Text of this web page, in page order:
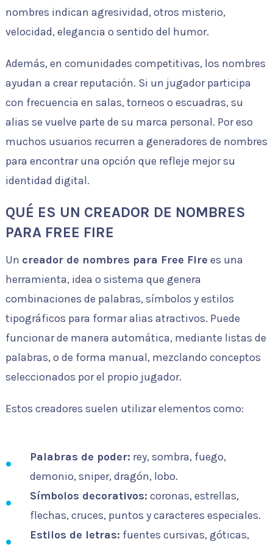
nombres indican agresividad, otros misterio,
velocidad, elegancia o sentido del humor.
Además, en comunidades competitivas, los nombres
ayudan a crear reputación. Si un jugador participa
con frecuencia en salas, torneos o escuadras, su
alias se vuelve parte de su marca personal. Por eso
muchos usuarios recurren a generadores de nombres
para encontrar una opción que refleje mejor su
identidad digital.
QUÉ ES UN CREADOR DE NOMBRES
PARA FREE FIRE
Un creador de nombres para Free Fire es una
herramienta, idea o sistema que genera
combinaciones de palabras, símbolos y estilos
tipográficos para formar alias atractivos. Puede
funcionar de manera automática, mediante listas de
palabras, o de forma manual, mezclando conceptos
seleccionados por el propio jugador.
Estos creadores suelen utilizar elementos como:
Palabras de poder: rey, sombra, fuego,
demonio, sniper, dragón, lobo.
Símbolos decorativos: coronas, estrellas,
flechas, cruces, puntos y caracteres especiales.
Estilos de letras: fuentes cursivas, góticas,